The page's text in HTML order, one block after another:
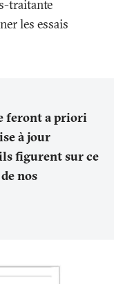
traitante
les essais
feront a priori
à jour
figurent sur ce
nos